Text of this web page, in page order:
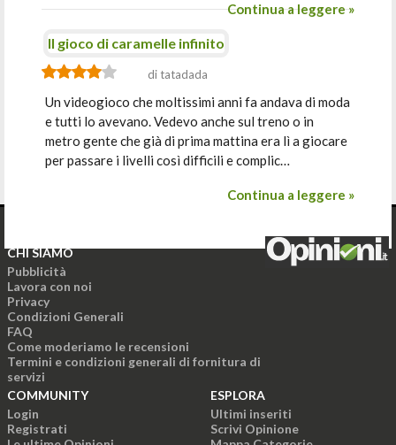
Continua a leggere »
Il gioco di caramelle infinito
di tatadada
Un videogioco che moltissimi anni fa andava di moda
e tutti lo avevano. Vedevo anche sul treno o in
metro gente che già di prima mattina era lì a giocare
per passare i livelli così difficili e complic…
Continua a leggere »
CHI SIAMO
Pubblicità
Lavora con noi
Privacy
Condizioni Generali
FAQ
Come moderiamo le recensioni
Termini e condizioni generali di fornitura di
servizi
COMMUNITY
Login
Registrati
ESPLORA
Ultimi inseriti
Scrivi Opinione